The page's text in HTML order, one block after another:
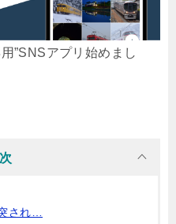
”SNSアプリ始めまし
され…